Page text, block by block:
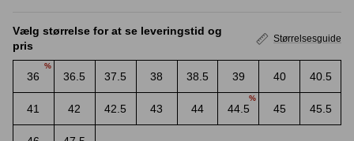
Andre brands
Vælg størrelse for at se leveringstid og
pris
Størrelsesguide
36
%
36.5 37.5 38 38.5 39 40 40.5
41 42 42.5 43 44 44.5
%
45 45.5